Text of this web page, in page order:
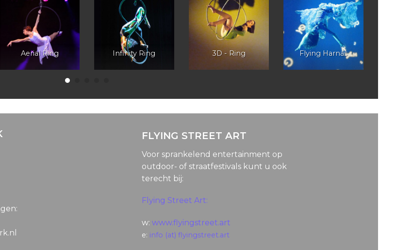
Aerial Ring Infinity Ring 3D - Ring Flying Harnas
FLYING STREET ART
Voor sprankelend entertainment op
outdoor- of straatfestivals kunt u ook
terecht bij:
Flying Street Art:
w: www.flyingstreet.art
e: info (at) flyingstreet.art